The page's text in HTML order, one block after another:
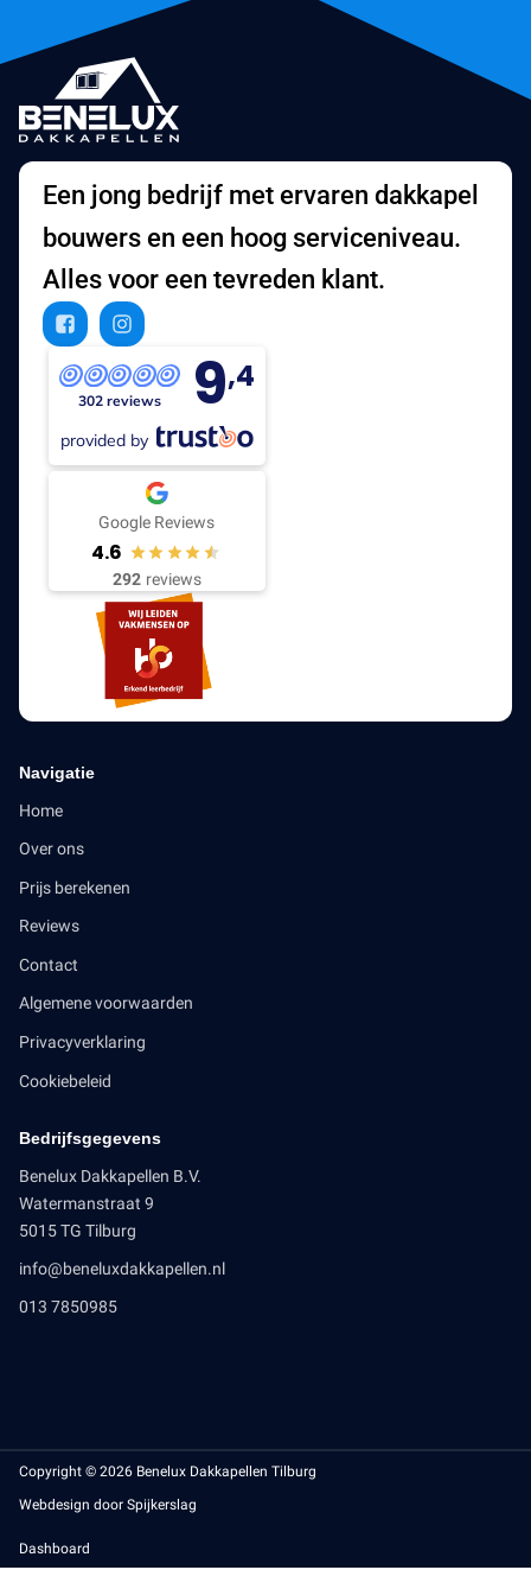
Een jong bedrijf met ervaren dakkapel
bouwers en een hoog serviceniveau.
Alles voor een tevreden klant.
302 reviews 9,4
provided by
Google Reviews
4.6
292 reviews
Navigatie
Home
Over ons
Prijs berekenen
Reviews
Contact
Algemene voorwaarden
Privacyverklaring
Cookiebeleid
Bedrijfsgegevens
Benelux Dakkapellen B.V.
Watermanstraat 9
5015 TG Tilburg
info@beneluxdakkapellen.nl
013 7850985
Copyright © 2026 Benelux Dakkapellen Tilburg
Webdesign door Spijkerslag
Dashboard